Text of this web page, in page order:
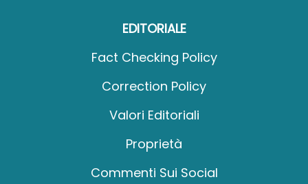
EDITORIALE
Fact Checking Policy
Correction Policy
Valori Editoriali
Proprietà
Commenti Sui Social